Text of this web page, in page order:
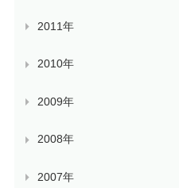
2011年
2010年
2009年
2008年
2007年